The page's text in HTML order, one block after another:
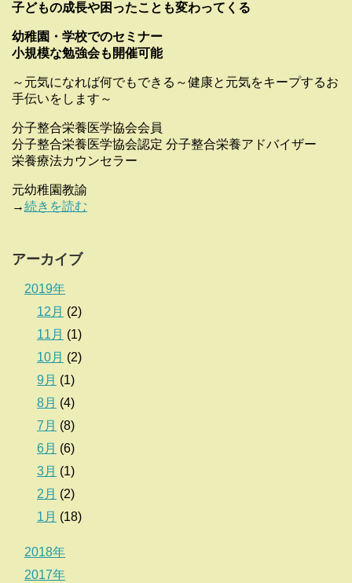
子どもの成長や困ったことも変わってくる
幼稚園・学校でのセミナー
小規模な勉強会も開催可能
～元気になれば何でもできる～健康と元気をキープするお
手伝いをします～
分子整合栄養医学協会会員
分子整合栄養医学協会認定 分子整合栄養アドバイザー
栄養療法カウンセラー
元幼稚園教諭
→続きを読む
アーカイブ
2019年
12月 (2)
11月 (1)
10月 (2)
9月 (1)
8月 (4)
7月 (8)
6月 (6)
3月 (1)
2月 (2)
1月 (18)
2018年
2017年